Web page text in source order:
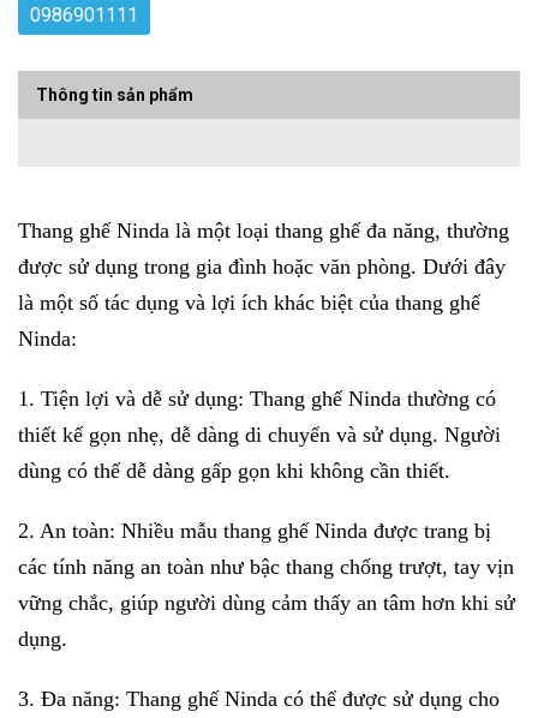
0986901111
Thông tin sản phẩm
Thang ghế Ninda là một loại thang ghế đa năng, thường
được sử dụng trong gia đình hoặc văn phòng. Dưới đây
là một số tác dụng và lợi ích khác biệt của thang ghế
Ninda:
1. Tiện lợi và dễ sử dụng: Thang ghế Ninda thường có
thiết kế gọn nhẹ, dễ dàng di chuyển và sử dụng. Người
dùng có thể dễ dàng gấp gọn khi không cần thiết.
2. An toàn: Nhiều mẫu thang ghế Ninda được trang bị
các tính năng an toàn như bậc thang chống trượt, tay vịn
vững chắc, giúp người dùng cảm thấy an tâm hơn khi sử
dụng.
3. Đa năng: Thang ghế Ninda có thể được sử dụng cho